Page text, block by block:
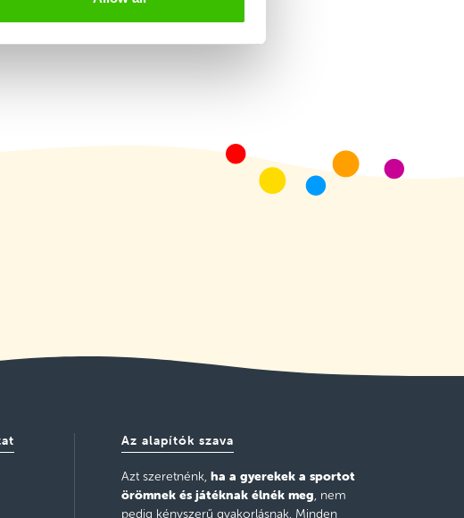
Az alapítók szava
Azt szeretnénk, ha a gyerekek a sportot
örömnek és játéknak élnék meg, nem
pedig kényszerű gyakorlásnak. Minden